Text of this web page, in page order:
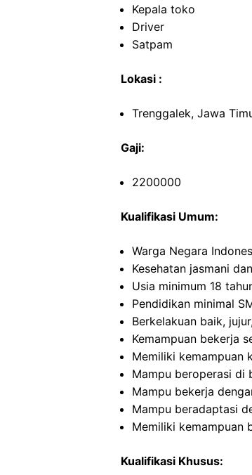
Kepala toko
Driver
Satpam
Lokasi :
Trenggalek, Jawa
Gaji:
2200000
Kualifikasi Umum:
Warga Negara
Kesehatan jasmani
Usia minimum 18
Pendidikan minimal
Berkelakuan baik,
Kemampuan bekerja
Memiliki kemampuan
Mampu beroperasi di
Mampu bekerja
Mampu beradaptasi
Memiliki kemampuan
Kualifikasi Khusus: